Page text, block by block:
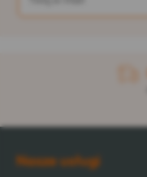
Nasze usługi